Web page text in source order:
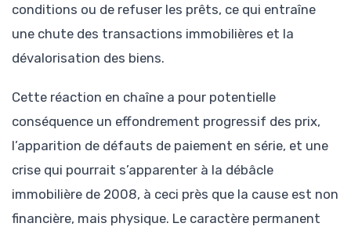
conditions ou de refuser les prêts, ce qui entraîne
une chute des transactions immobilières et la
dévalorisation des biens.
Cette réaction en chaîne a pour potentielle
conséquence un effondrement progressif des prix,
l’apparition de défauts de paiement en série, et une
crise qui pourrait s’apparenter à la débâcle
immobilière de 2008, à ceci près que la cause est non
financière, mais physique. Le caractère permanent